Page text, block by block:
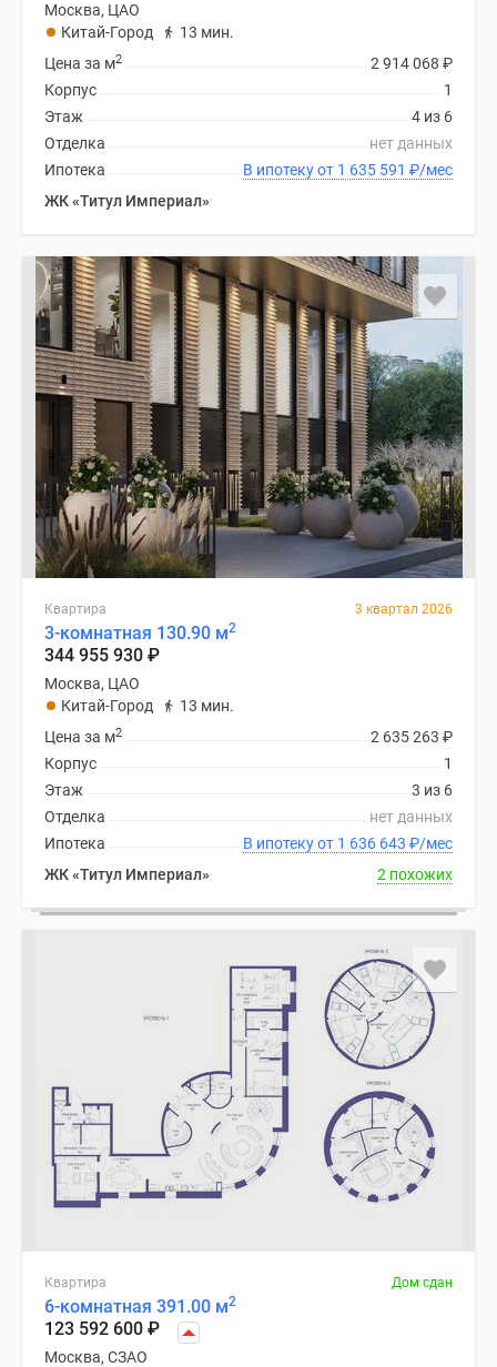
Москва, ЦАО
Китай-Город
13 мин.
2 914 068 ₽
Цена за м2
1
Корпус
4 из 6
Этаж
нет данных
Отделка
В ипотеку от 1 635 591 ₽/мес
Ипотека
ЖК «Титул Империал»
Квартира 3 квартал 2026
3-комнатная 130.90 м2
344 955 930 ₽
Москва, ЦАО
Китай-Город
13 мин.
2 635 263 ₽
Цена за м2
1
Корпус
3 из 6
Этаж
нет данных
Отделка
В ипотеку от 1 636 643 ₽/мес
Ипотека
ЖК «Титул Империал»
2 похожих
Квартира Дом сдан
6-комнатная 391.00 м2
123 592 600 ₽
Москва, СЗАО